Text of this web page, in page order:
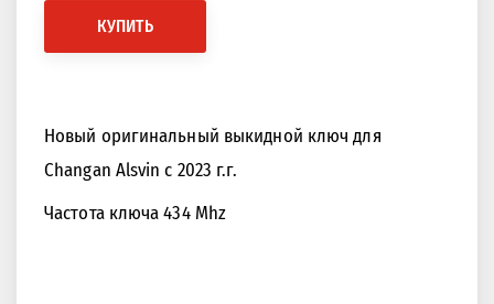
КУПИТЬ
Новый оригинальный выкидной ключ для
Changan Alsvin с 2023 г.г.
Частота ключа 434 Mhz